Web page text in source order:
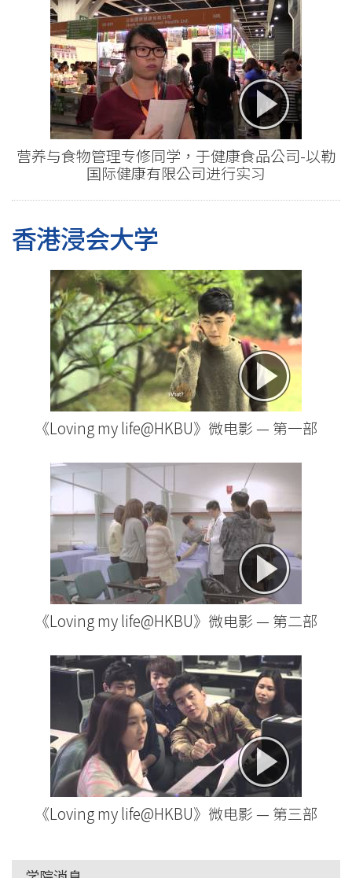
营养与食物管理专修同学，于健康食品公司-以勒
国际健康有限公司进行实习
香港浸会大学
《Loving my life@HKBU》微电影 — 第一部
《Loving my life@HKBU》微电影 — 第二部
《Loving my life@HKBU》微电影 — 第三部